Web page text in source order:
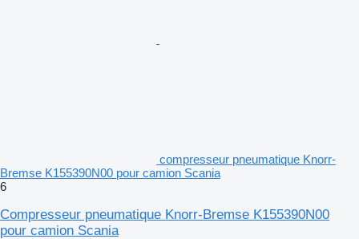
compresseur pneumatique Knorr-
Bremse K155390N00 pour camion Scania
6
Compresseur pneumatique Knorr-Bremse K155390N00
pour camion Scania